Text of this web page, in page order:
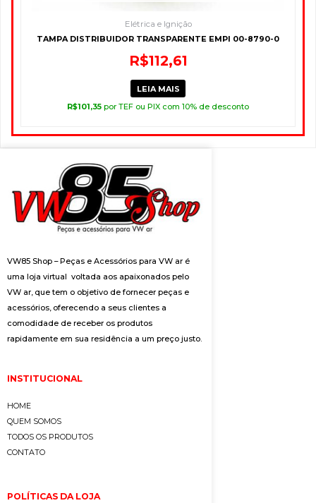
Elétrica e Ignição
TAMPA DISTRIBUIDOR TRANSPARENTE EMPI 00-8790-0
R$112,61
LEIA MAIS
R$101,35 por TEF ou PIX com 10% de desconto
VW85 Shop – Peças e Acessórios para VW ar é
uma loja virtual voltada aos apaixonados pelo
VW ar, que tem o objetivo de fornecer peças e
acessórios, oferecendo a seus clientes a
comodidade de receber os produtos
rapidamente em sua residência a um preço justo.
INSTITUCIONAL
HOME
QUEM SOMOS
TODOS OS PRODUTOS
CONTATO
POLÍTICAS DA LOJA